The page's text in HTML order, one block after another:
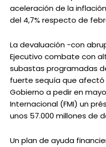
aceleración de la
del 4,7% respecto de
La devaluación -con
Ejecutivo combate con
subastas programadas
fuerte sequía que afectó
Gobierno a pedir en
Internacional (FMI) un
unos 57.000 millones de
Un plan de ayuda